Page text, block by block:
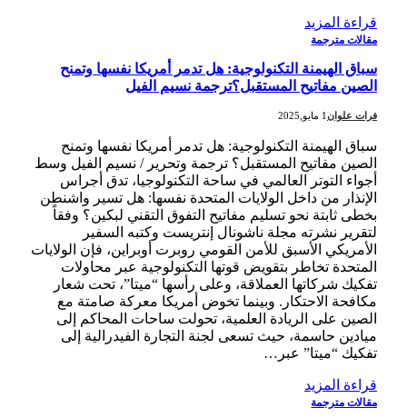
قراءة المزيد
مقالات مترجمة
سباق الهيمنة التكنولوجية: هل تدمر أمريكا نفسها وتمنح
الصين مفاتيح المستقبل؟ترجمة نسيم الفيل
فرات علوان1 مايو,2025
سباق الهيمنة التكنولوجية: هل تدمر أمريكا نفسها وتمنح
الصين مفاتيح المستقبل؟ ترجمة وتحرير / نسيم الفيل وسط
أجواء التوتر العالمي في ساحة التكنولوجيا، تدق أجراس
الإنذار من داخل الولايات المتحدة نفسها: هل تسير واشنطن
بخطى ثابتة نحو تسليم مفاتيح التفوق التقني لبكين؟ وفقاً
لتقرير نشرته مجلة ناشونال إنتريست وكتبه السفير
الأمريكي الأسبق للأمن القومي روبرت أوبراين، فإن الولايات
المتحدة تخاطر بتقويض قوتها التكنولوجية عبر محاولات
تفكيك شركاتها العملاقة، وعلى رأسها “ميتا”، تحت شعار
مكافحة الاحتكار. وبينما تخوض أمريكا معركة صامتة مع
الصين على الريادة العلمية، تحولت ساحات المحاكم إلى
ميادين حاسمة، حيث تسعى لجنة التجارة الفيدرالية إلى
تفكيك “ميتا” عبر…
قراءة المزيد
مقالات مترجمة